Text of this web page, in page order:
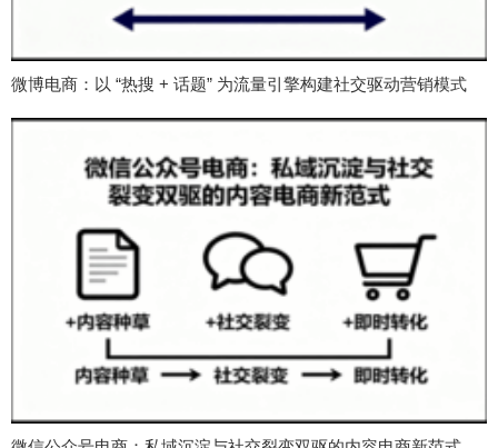
微博电商：以 “热搜 + 话题” 为流量引擎构建社交驱动营销模式